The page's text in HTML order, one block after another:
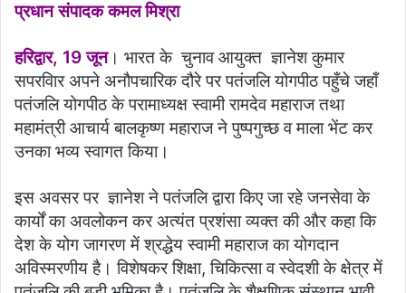
प्रधान संपादक कमल मिश्रा
हरिद्वार, 19 जून। भारत के चुनाव आयुक्त ज्ञानेश कुमार
सपरविार अपने अनौपचारिक दौरे पर पतंजलि योगपीठ पहुँचे जहाँ
पतंजलि योगपीठ के परामाध्यक्ष स्वामी रामदेव महाराज तथा
महामंत्री आचार्य बालकृष्ण महाराज ने पुष्पगुच्छ व माला भेंट कर
उनका भव्य स्वागत किया।
इस अवसर पर ज्ञानेश ने पतंजलि द्वारा किए जा रहे जनसेवा के
कार्यों का अवलोकन कर अत्यंत प्रशंसा व्यक्त की और कहा कि
देश के योग जागरण में श्रद्धेय स्वामी महाराज का योगदान
अविस्मरणीय है। विशेषकर शिक्षा, चिकित्सा व स्वेदशी के क्षेत्र में